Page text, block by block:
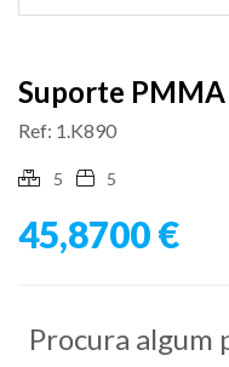
Suporte
Ref: 1.K890
5 5
45,8700 €
Procura algum